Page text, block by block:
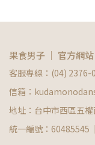
果食男子 ｜ 官方網站
客服專線：(04) 2376-
信箱：
地址：台中市西區五
統一編號：60485545